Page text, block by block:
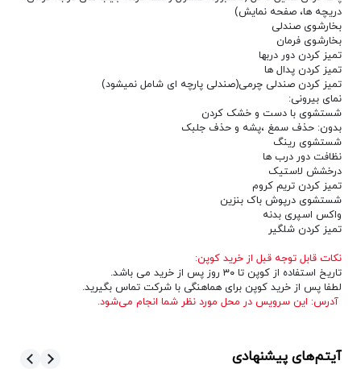
دریچه ها، صفحه نمایش)
بخارشوی صندلی
بخارشوی فرمان
تمیز کردن دور دربها
تمیز کردن پدال ها
تمیز کردن صندلی چرمی(صندلی پارچه ای شامل نمیشود)
نمای بیرونی:
شستشوی با دست و خشک کردن
بدون: حذف سمغ ،پشه و حذف جلبک
شستشوی رینگ
نظافت دور درب ها
درخشش لاستیک
تمیز کردن تریم کروم
شستشوی درپوش باک بنزین
واکس اسپری بدنه
تمیز کردن شلگیر
نکات قابل توجه قبل از خرید کوپن:
تاریخ استفاده از کوپن تا ۳۰ روز پس از خرید می باشد.
لطفا پس از خرید کوپن برای هماهنگی با شرکت تماس بگیرید.
آدرس: این سرویس در محل مورد نظر شما انجام می‌شود.
آیتم‌های پیشنهادی